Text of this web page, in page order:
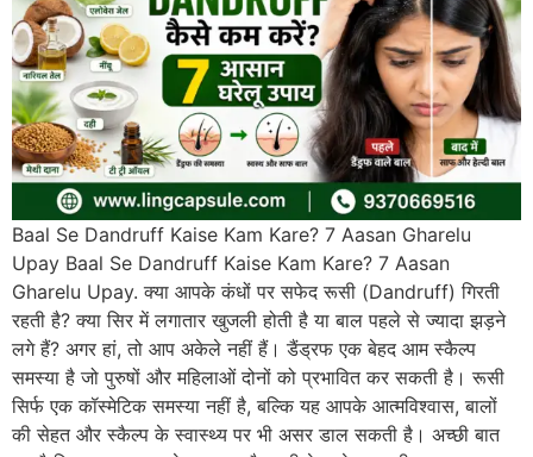
Baal Se Dandruff Kaise Kam Kare? 7 Aasan Gharelu
Upay Baal Se Dandruff Kaise Kam Kare? 7 Aasan
Gharelu Upay. क्या आपके कंधों पर सफेद रूसी (Dandruff) गिरती
रहती है? क्या सिर में लगातार खुजली होती है या बाल पहले से ज्यादा झड़ने
लगे हैं? अगर हां, तो आप अकेले नहीं हैं। डैंड्रफ एक बेहद आम स्कैल्प
समस्या है जो पुरुषों और महिलाओं दोनों को प्रभावित कर सकती है। रूसी
सिर्फ एक कॉस्मेटिक समस्या नहीं है, बल्कि यह आपके आत्मविश्वास, बालों
की सेहत और स्कैल्प के स्वास्थ्य पर भी असर डाल सकती है। अच्छी बात